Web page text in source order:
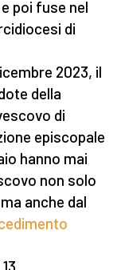
e poi fuse nel
di
2023, il
della
di
episcopale
hanno mai
non solo
anche dal